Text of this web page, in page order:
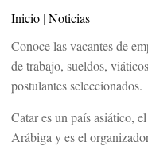
Inicio | Noticias
Conoce las vacantes de
de trabajo, sueldos,
postulantes seleccionados.
Catar es un país asiático,
Arábiga y es el